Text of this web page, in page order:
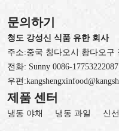
문의하기
청도 강성신 식품 유한 회사
주소:중국 칭다오시 황다오구
전화: Sunny 0086-17753222087
우편:
제품 센터
냉동 야채 냉동 과일 신